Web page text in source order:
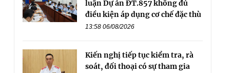
luận Dự án ĐT.857 không đủ
điều kiện áp dụng cơ chế đặc thù
13:58 06/08/2026
Kiến nghị tiếp tục kiểm tra, rà
soát, đối thoại có sự tham gia